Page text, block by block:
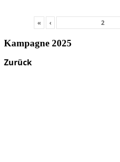
« ‹
Kampagne 2025
Zurück